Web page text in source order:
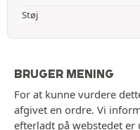
Støj
BRUGER MENING
For at kunne vurdere
afgivet en ordre. Vi
efterladt på webstedet er